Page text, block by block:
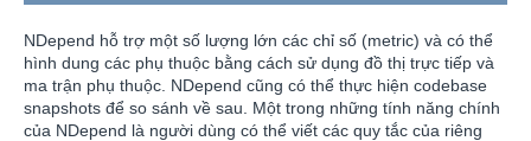
NDepend hỗ trợ một số lượng lớn các chỉ số (metric) và có thể
hình dung các phụ thuộc bằng cách sử dụng đồ thị trực tiếp và
ma trận phụ thuộc. NDepend cũng có thể thực hiện codebase
snapshots để so sánh về sau. Một trong những tính năng chính
của NDepend là người dùng có thể viết các quy tắc của riêng